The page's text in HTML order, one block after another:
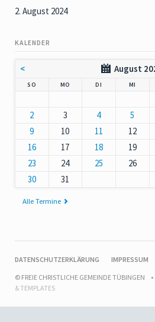
2. August 2024
KALENDER
< August
SO MO DI MI
2
3 4 5
9
10 11 12
16
17 18 19
23
24 25 26
30
31
Alle Termine
NAVIGATION
DATENSCHUTZERKLÄRUNG
IMPRESSUM
© FREIE CHRISTLICHE GEMEINDE TÜBINGEN
& TEMPLATES